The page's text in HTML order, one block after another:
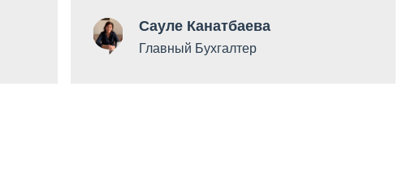
Сауле Канатбаева
Главный Бухгалтер